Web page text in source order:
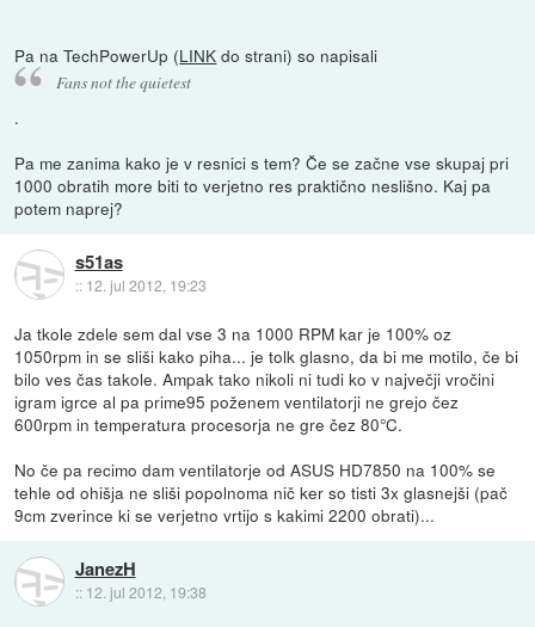
Pa na TechPowerUp (LINK do strani) so napisali
Fans not the quietest
.
Pa me zanima kako je v resnici s tem? Če se začne vse skupaj pri
1000 obratih more biti to verjetno res praktično neslišno. Kaj pa
potem naprej?
s51as
:: 12. jul 2012, 19:23
Ja tkole zdele sem dal vse 3 na 1000 RPM kar je 100% oz
1050rpm in se sliši kako piha... je tolk glasno, da bi me motilo, če bi
bilo ves čas takole. Ampak tako nikoli ni tudi ko v največji vročini
igram igrce al pa prime95 poženem ventilatorji ne grejo čez
600rpm in temperatura procesorja ne gre čez 80°C.
No če pa recimo dam ventilatorje od ASUS HD7850 na 100% se
tehle od ohišja ne sliši popolnoma nič ker so tisti 3x glasnejši (pač
9cm zverince ki se verjetno vrtijo s kakimi 2200 obrati)...
JanezH
:: 12. jul 2012, 19:38